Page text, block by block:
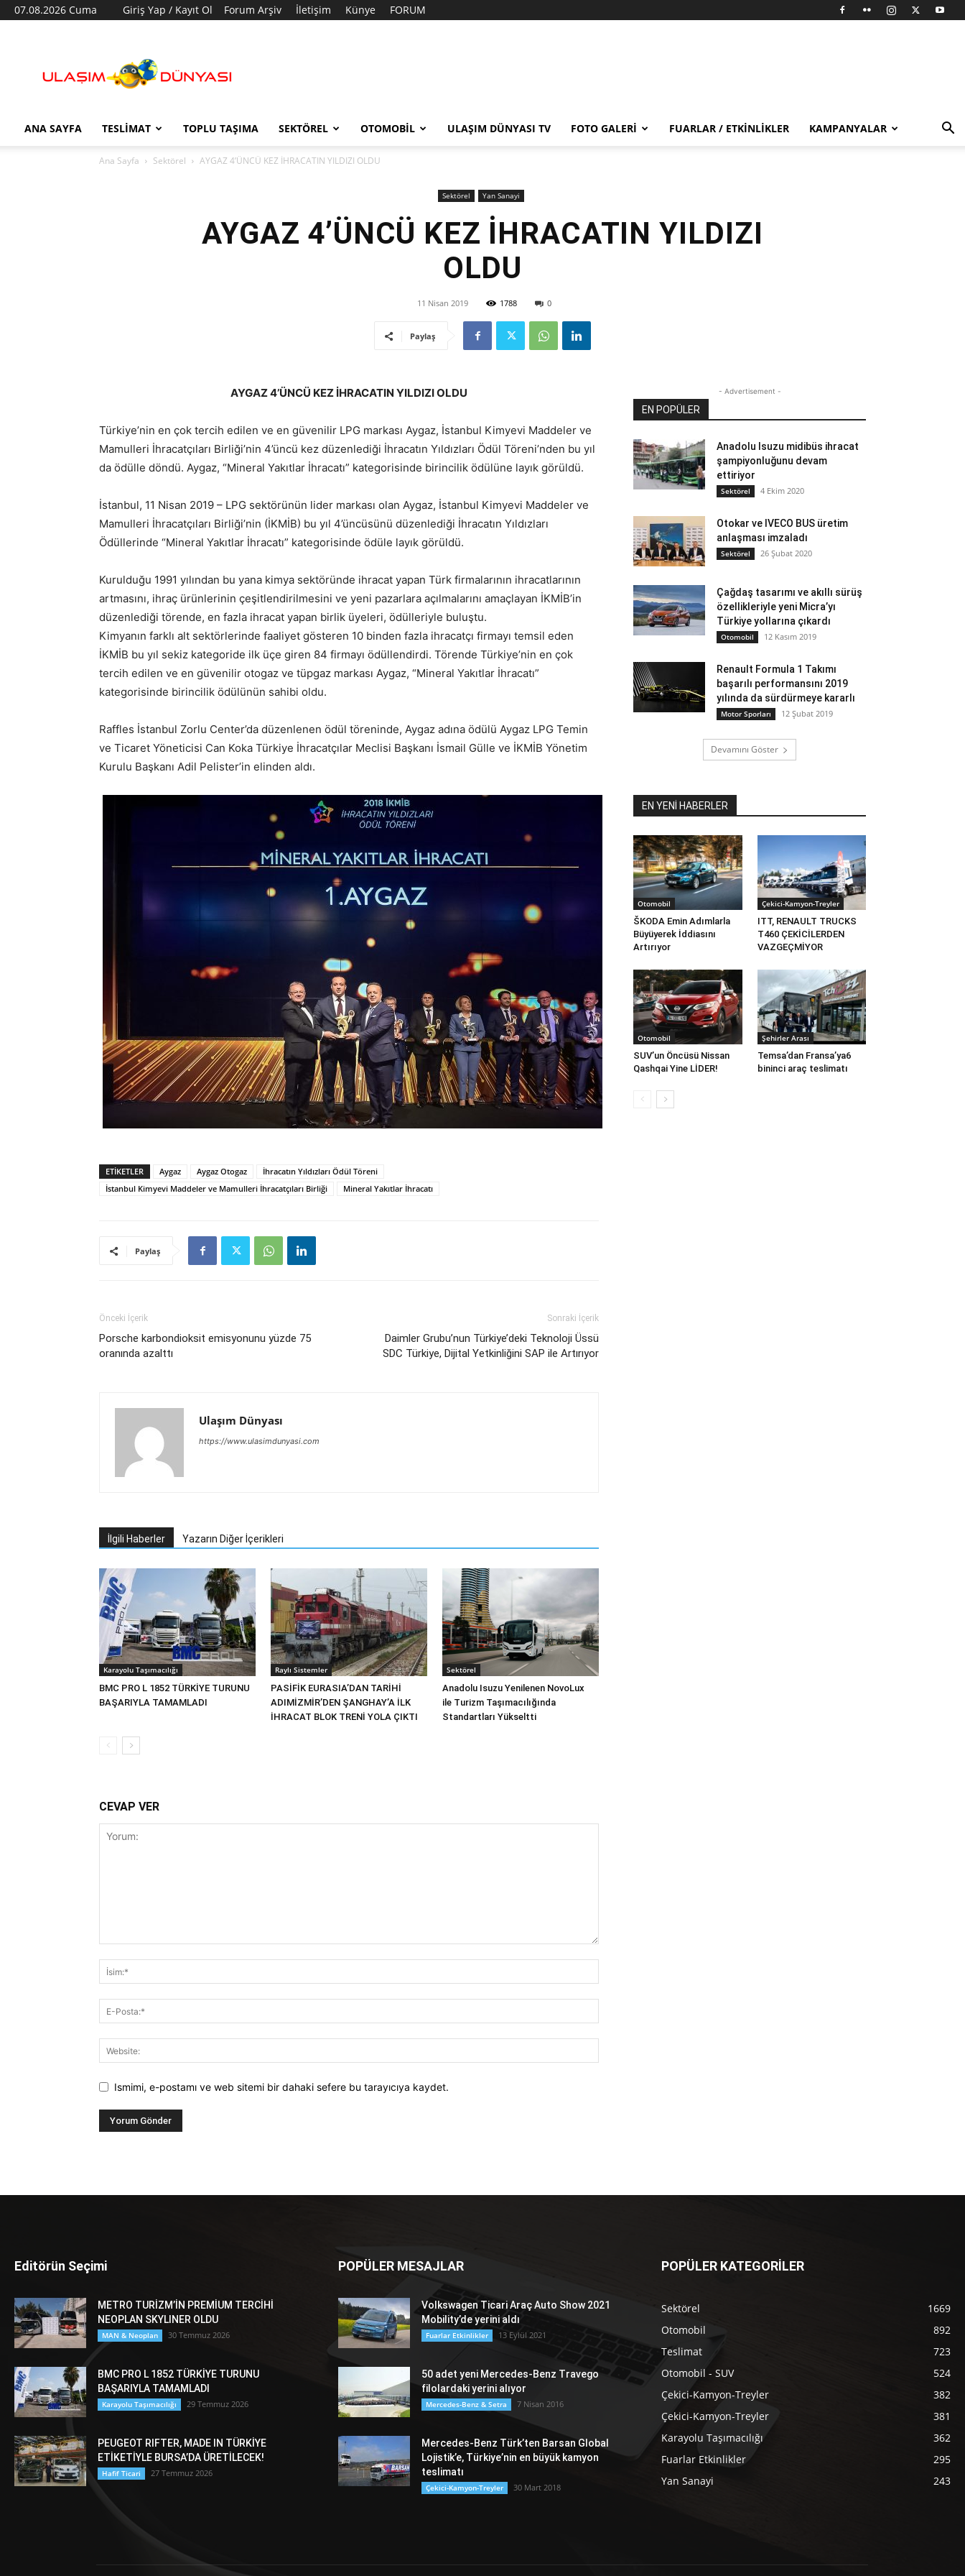
07.08.2026 Cuma Giriş Yap / Kayıt Ol Forum Arşiv İletişim Künye FORUM
Dünyası
ANA SAYFA TESLIMAT TOPLU TAŞIMA SEKTÖREL OTOMOBIL ULAŞIM DÜNYASI TV FOTO GALERI FUARLAR / ETKINLIKLER KAMPANYALAR
Ana Sayfa Sektörel AYGAZ 4’ÜNCÜ KEZ İHRACATIN YILDIZI OLDU
Sektörel Yan Sanayi
AYGAZ 4’ÜNCÜ KEZ İHRACATIN YILDIZI
OLDU
11 Nisan 2019 1788 0
Paylaş
AYGAZ 4’ÜNCÜ KEZ İHRACATIN YILDIZI OLDU
Türkiye’nin en çok tercih edilen ve en güvenilir LPG markası Aygaz, İstanbul Kimyevi Maddeler ve
Mamulleri İhracatçıları Birliği’nin 4’üncü kez düzenlediği İhracatın Yıldızları Ödül Töreni’nden bu yıl
da ödülle döndü. Aygaz, “Mineral Yakıtlar İhracatı” kategorisinde birincilik ödülüne layık görüldü.
İstanbul, 11 Nisan 2019 – LPG sektörünün lider markası olan Aygaz, İstanbul Kimyevi Maddeler ve
Mamulleri İhracatçıları Birliği’nin (İKMİB) bu yıl 4’üncüsünü düzenlediği İhracatın Yıldızları
Ödüllerinde “Mineral Yakıtlar İhracatı” kategorisinde ödüle layık görüldü.
Kurulduğu 1991 yılından bu yana kimya sektöründe ihracat yapan Türk firmalarının ihracatlarının
artmasını, ihraç ürünlerinin çeşitlendirilmesini ve yeni pazarlara açılmalarını amaçlayan İKMİB’in
düzenlediği törende, en fazla ihracat yapan birlik üyeleri, ödülleriyle buluştu.
Kimyanın farklı alt sektörlerinde faaliyet gösteren 10 binden fazla ihracatçı firmayı temsil eden
İKMİB bu yıl sekiz kategoride ilk üçe giren 84 firmayı ödüllendirdi. Törende Türkiye’nin en çok
tercih edilen ve en güvenilir otogaz ve tüpgaz markası Aygaz, “Mineral Yakıtlar İhracatı”
kategorisinde birincilik ödülünün sahibi oldu.
Raffles İstanbul Zorlu Center’da düzenlenen ödül töreninde, Aygaz adına ödülü Aygaz LPG Temin
ve Ticaret Yöneticisi Can Koka Türkiye İhracatçılar Meclisi Başkanı İsmail Gülle ve İKMİB Yönetim
Kurulu Başkanı Adil Pelister’in elinden aldı.
ETIKETLER Aygaz Aygaz Otogaz
İhracatın Yıldızları Ödül Töreni
İstanbul Kimyevi Maddeler ve Mamulleri İhracatçıları Birliği
Mineral Yakıtlar İhracatı
Paylaş
Önceki İçerik
Porsche karbondioksit emisyonunu yüzde 75
oranında azalttı
Sonraki İçerik
Daimler Grubu’nun Türkiye’deki Teknoloji Üssü
SDC Türkiye, Dijital Yetkinliğini SAP ile Artırıyor
Ulaşım Dünyası
https://www.ulasimdunyasi.com
İlgili Haberler Yazarın Diğer İçerikleri
Karayolu Taşımacılığı
BMC PRO L 1852 TÜRKİYE TURUNU
BAŞARIYLA TAMAMLADI
Raylı Sistemler
PASİFİK EURASIA’DAN TARİHİ
ADIMİZMİR’DEN ŞANGHAY’A İLK
İHRACAT BLOK TRENİ YOLA ÇIKTI
Sektörel
Anadolu Isuzu Yenilenen NovoLux
ile Turizm Taşımacılığında
Standartları Yükseltti
CEVAP VER
Ismimi, e-postamı ve web sitemi bir dahaki sefere bu tarayıcıya kaydet.
- Advertisement -
EN POPÜLER
Anadolu Isuzu midibüs ihracat
şampiyonluğunu devam
ettiriyor
Sektörel 4 Ekim 2020
Otokar ve IVECO BUS üretim
anlaşması imzaladı
Sektörel 26 Şubat 2020
Çağdaş tasarımı ve akıllı sürüş
özellikleriyle yeni Micra’yı
Türkiye yollarına çıkardı
Otomobil 12 Kasım 2019
Renault Formula 1 Takımı
başarılı performansını 2019
yılında da sürdürmeye kararlı
Motor Sporları 12 Şubat 2019
Devamını Göster
EN YENİ HABERLER
Otomobil
ŠKODA Emin Adımlarla
Büyüyerek İddiasını
Artırıyor
Çekici-Kamyon-Treyler
ITT, RENAULT TRUCKS
T460 ÇEKİCİLERDEN
VAZGEÇMİYOR
Otomobil
SUV’un Öncüsü Nissan
Qashqai Yine LİDER!
Şehirler Arası
Temsa’dan Fransa’ya6
bininci araç teslimatı
Editörün Seçimi
METRO TURİZM’İN PREMİUM TERCİHİ
NEOPLAN SKYLINER OLDU
MAN & Neoplan 30 Temmuz 2026
BMC PRO L 1852 TÜRKİYE TURUNU
BAŞARIYLA TAMAMLADI
Karayolu Taşımacılığı 29 Temmuz 2026
PEUGEOT RIFTER, MADE IN TÜRKİYE
ETİKETİYLE BURSA’DA ÜRETİLECEK!
Hafif Ticari 27 Temmuz 2026
POPÜLER MESAJLAR
Volkswagen Ticari Araç Auto Show 2021
Mobility’de yerini aldı
Fuarlar Etkinlikler 13 Eylül 2021
50 adet yeni Mercedes-Benz Travego
filolardaki yerini alıyor
Mercedes-Benz & Setra 7 Nisan 2016
Mercedes-Benz Türk’ten Barsan Global
Lojistik’e, Türkiye’nin en büyük kamyon
teslimatı
Çekici-Kamyon-Treyler 30 Mart 2018
POPÜLER KATEGORİLER
Sektörel
1669
Otomobil
892
Teslimat
723
Otomobil - SUV
524
Çekici-Kamyon-Treyler
382
Çekici-Kamyon-Treyler
381
Karayolu Taşımacılığı
362
Fuarlar Etkinlikler
295
Yan Sanayi
243